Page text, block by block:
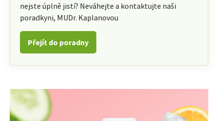
nejste úplně jistí? Neváhejte a kontaktujte naši
poradkyni, MUDr. Kaplanovou
Přejít do poradny